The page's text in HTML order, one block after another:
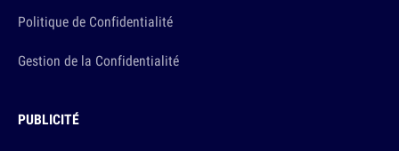
Politique de Confidentialité
Gestion de la Confidentialité
PUBLICITÉ